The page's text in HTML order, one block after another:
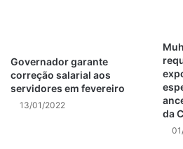
deslizamentos rio
Eventos no Rio
Governador garante
correção salarial aos
servidores em fevereiro
13/01/2022
da